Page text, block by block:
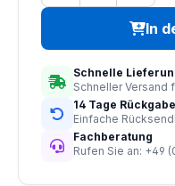
In
Schnelle
Schneller Versand
14 Tage Rückgabe
Einfache
Fachberatung
Rufen Sie an: +49